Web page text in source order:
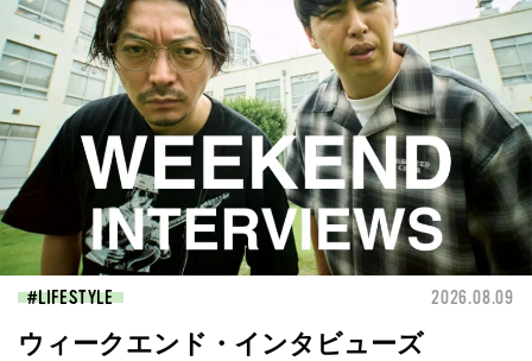
LIFESTYLE 2026.08.09
ウィークエンド・インタビューズ